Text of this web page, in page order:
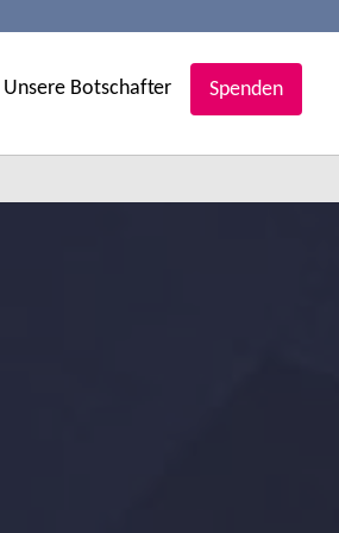
Unsere Botschafter Spenden